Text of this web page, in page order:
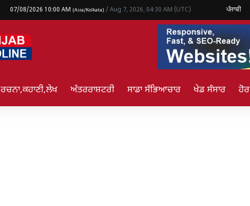
07/08/2026 10:00 AM (Asia/Kolkata) / Aug 7, 2026, 04:30 AM (UTC) ਪੰਜਾਬੀ
ਰਚਨਾ,ਕਹਾਣੀ,ਲੇਖ ਅੰਤਰਰਾਸ਼ਟਰੀ ਸਾਡਾ ਸੱਭਿਆਚਾਰ ਖੇਡ ਸੰਸਾਰ ਹੋਰ